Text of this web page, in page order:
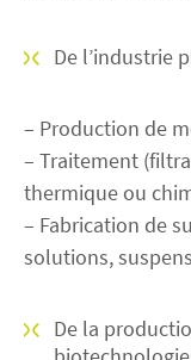
De l’industrie
– Production de
– Traitement
thermique ou
– Fabrication de
solutions,
De la